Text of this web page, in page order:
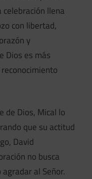
llena
con libertad,
y
Dios es más
de Dios, Mical lo
que su actitud
David
no busca
al Señor.